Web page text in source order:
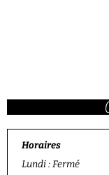
Horaires
Lundi : Fermé